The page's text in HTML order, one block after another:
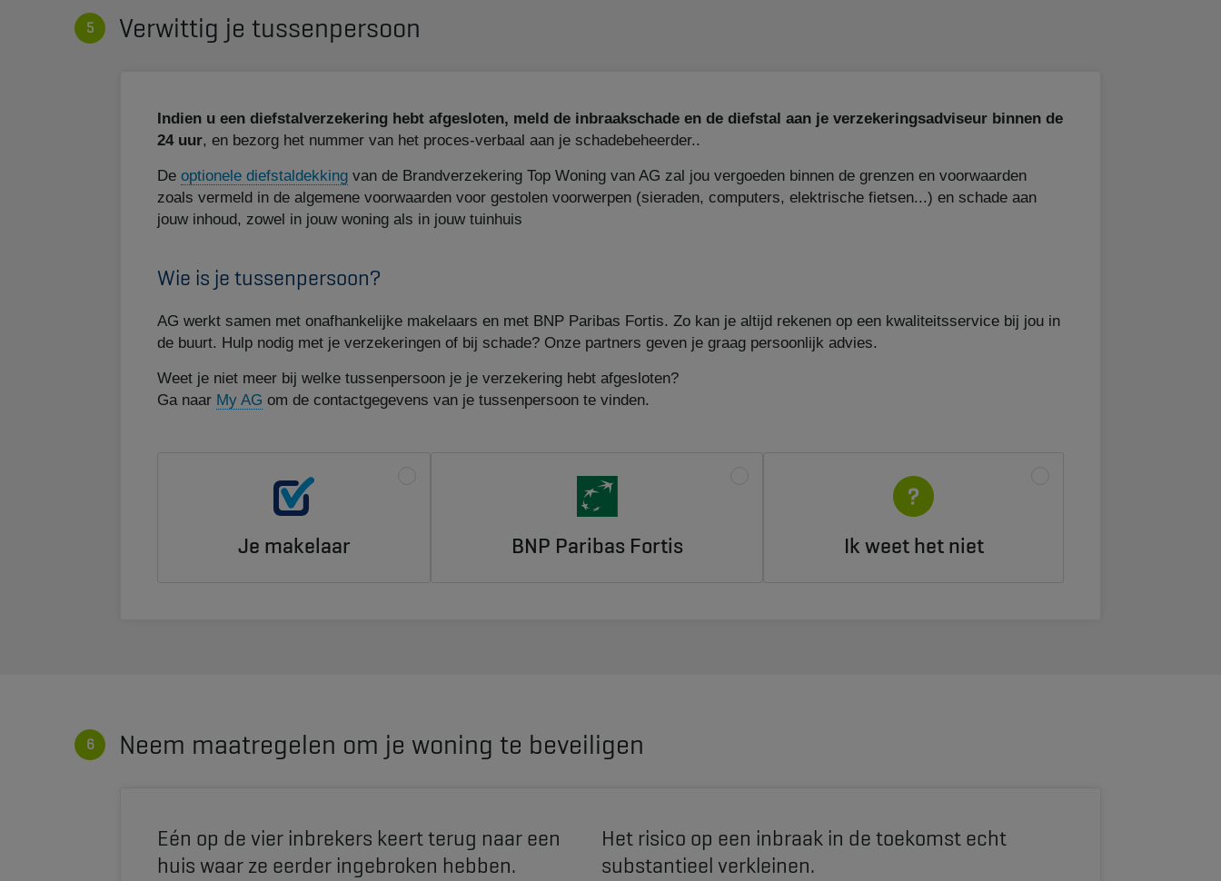
Verwittig je tussenpersoon
Indien u een diefstalverzekering hebt afgesloten, meld de inbraakschade en de diefstal aan je verzekeringsadviseur binnen de
24 uur, en bezorg het nummer van het proces-verbaal aan je schadebeheerder..
De optionele diefstaldekking van de Brandverzekering Top Woning van AG zal jou vergoeden binnen de grenzen en voorwaarden
zoals vermeld in de algemene voorwaarden voor gestolen voorwerpen (sieraden, computers, elektrische fietsen...) en schade aan
jouw inhoud, zowel in jouw woning als in jouw tuinhuis
Wie is je tussenpersoon?
AG werkt samen met onafhankelijke makelaars en met BNP Paribas Fortis. Zo kan je altijd rekenen op een kwaliteitsservice bij jou in
de buurt. Hulp nodig met je verzekeringen of bij schade? Onze partners geven je graag persoonlijk advies.
Weet je niet meer bij welke tussenpersoon je je verzekering hebt afgesloten?
Ga naar My AG om de contactgegevens van je tussenpersoon te vinden.
Je makelaar BNP Paribas Fortis Ik weet het niet
Neem maatregelen om je woning te beveiligen
Eén op de vier inbrekers keert terug naar een
huis waar ze eerder ingebroken hebben.
Het risico op een inbraak in de toekomst echt
substantieel verkleinen.